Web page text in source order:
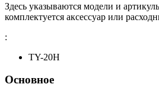
Здесь указываются модели и
комплектуется аксессуар или
:
TY-20H
Основное